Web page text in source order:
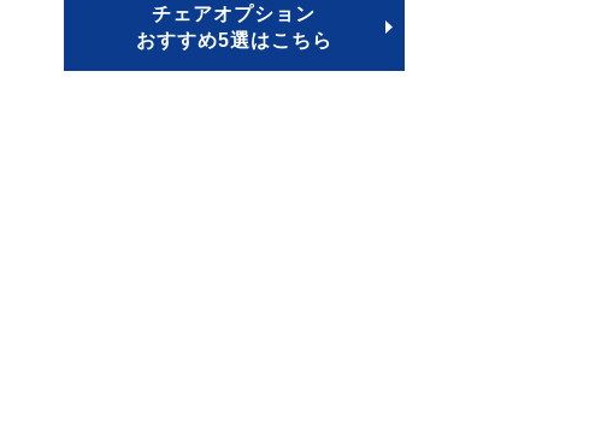
チェアオプション
おすすめ5選はこちら